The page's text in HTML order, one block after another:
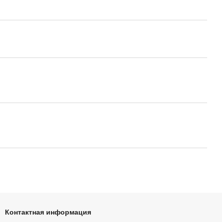
Контактная информация